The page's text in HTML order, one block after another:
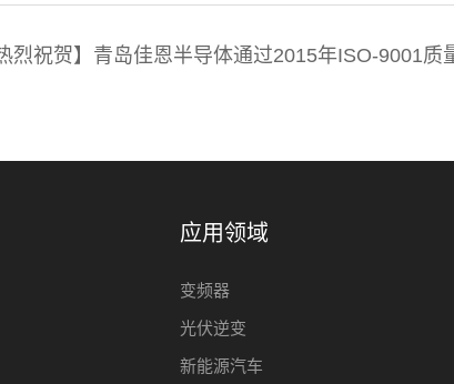
烈祝贺】青岛佳恩半导体通过2015年ISO-9001质
应用领域
变频器
光伏逆变
新能源汽车